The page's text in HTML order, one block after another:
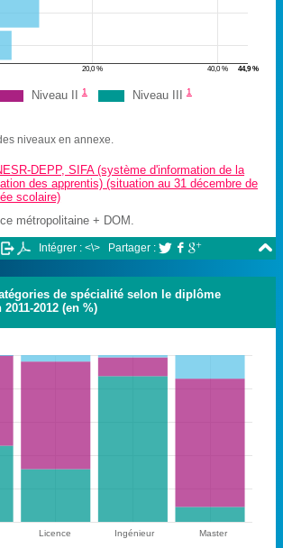
20,0 % 40,0 % 44,9 %
Niveau II1 Niveau III1
niveaux en annexe.
DEPP, SIFA (système d'information de la
des apprentis) (situation au 31 décembre de
scolaire)
métropolitaine + DOM.

Intégrer : <\> Partager :   
de spécialité selon le diplôme
2012 (en %)
Licence Ingénieur Master